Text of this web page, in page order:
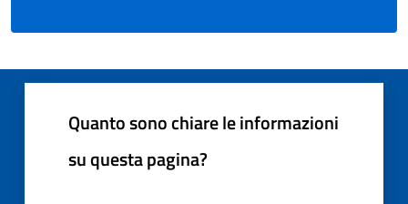
Quanto sono chiare le informazioni
su questa pagina?